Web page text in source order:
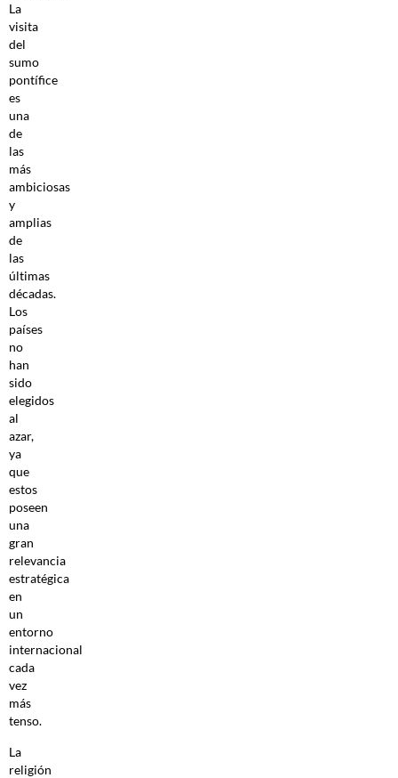
La
visita
del
sumo
pontífice
es
una
de
las
más
ambiciosas
y
amplias
de
las
últimas
décadas.
Los
países
no
han
sido
elegidos
al
azar,
ya
que
estos
poseen
una
gran
relevancia
estratégica
en
un
entorno
internacional
cada
vez
más
tenso.
La
religión